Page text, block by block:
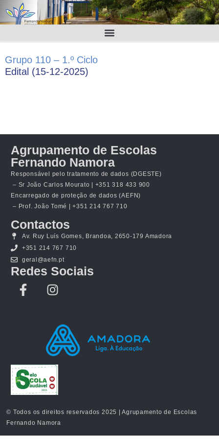
Grupo 110 – 1.º Ciclo
Edital (15-12-2025)
Agrupamento de Escolas
Fernando Namora
Responsável pelo tratamento de dados (DGESTE)
– Sr João Carlos Mourato | +351 318 433 900
Encarregado de proteção de dados (AEFN)
– Prof. João Tomé | +351 214 767 710
Contactos
Av. Ruy Luís Gomes, Brandoa, 2650-179 Amadora
+351 214 767 710
geral@aefn.pt
Redes Sociais
© Todos os direitos reservados 2025 | Agrupamento de Escolas
Fernando Namora